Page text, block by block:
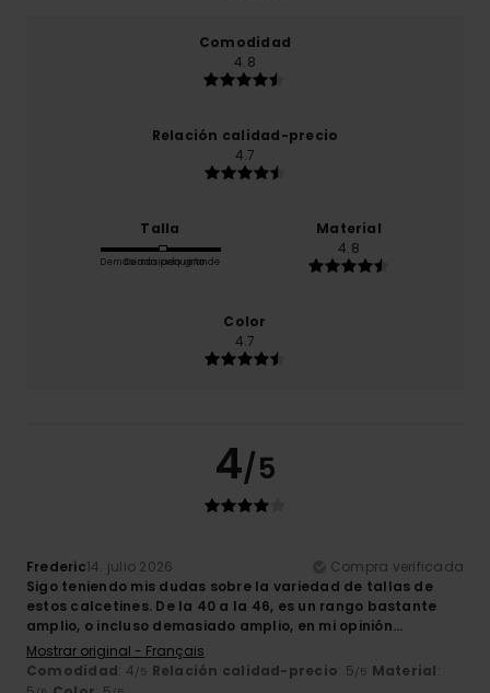
Comodidad
4.8
Relación calidad-precio
4.7
Talla
Demasiado pequeño
Demasiado grande
Material
4.8
Color
4.7
4/5
Frederic14. julio 2026
Compra verificada
Sigo teniendo mis dudas sobre la variedad de tallas de
estos calcetines. De la 40 a la 46, es un rango bastante
amplio, o incluso demasiado amplio, en mi opinión...
Mostrar original - Français
Comodidad: 4/5 Relación calidad-precio: 5/5 Material: